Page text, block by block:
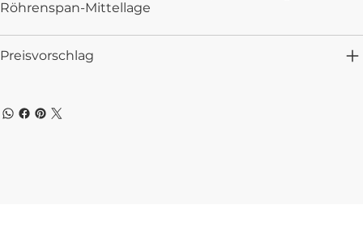
Röhrenspan-Mittellage
Preisvorschlag